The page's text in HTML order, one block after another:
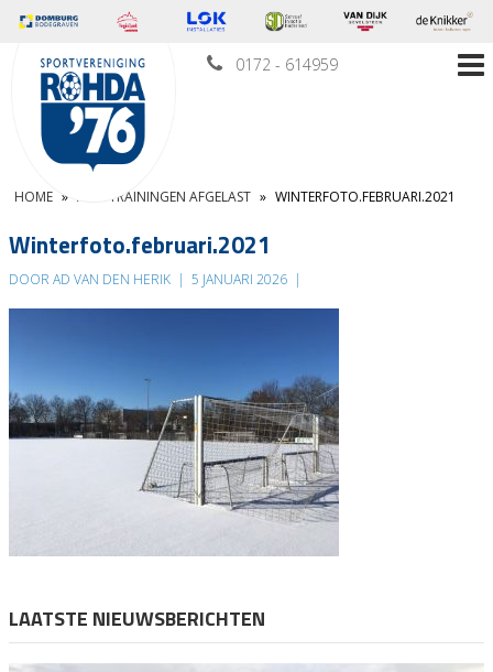
0172 - 614959
HOME » ALLE TRAININGEN AFGELAST » WINTERFOTO.FEBRUARI.2021
Winterfoto.februari.2021
DOOR AD VAN DEN HERIK | 5 JANUARI 2026 |
LAATSTE NIEUWSBERICHTEN